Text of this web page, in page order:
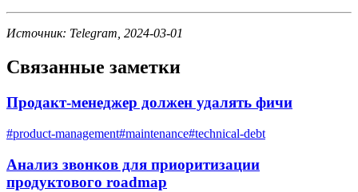
Источник: Telegram, 2024-03-01
Связанные заметки
Продакт-менеджер должен удалять фичи
#product-management#maintenance#technical-debt
Анализ звонков для приоритизации
продуктового roadmap